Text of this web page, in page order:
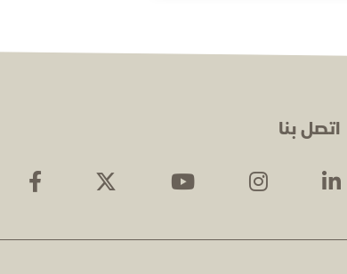
اتصل بنا